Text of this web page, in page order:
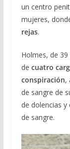
un centro
mujeres,
rejas.
Holmes, de
de cuatro
conspiración,
de sangre de
de dolencias
de sangre.